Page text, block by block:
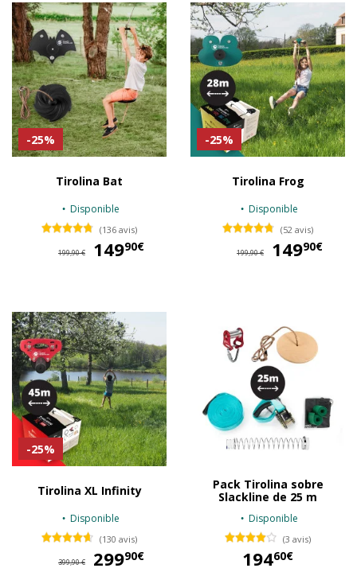
-25%
Tirolina Bat
Disponible
(136 avis)
199,90 € 14990€
-25%
Tirolina Frog
Disponible
(52 avis)
199,90 € 14990€
-25%
Tirolina XL Infinity
Disponible
(130 avis)
399,90 € 29990€
Pack Tirolina sobre
Slackline de 25 m
Disponible
(3 avis)
19460€